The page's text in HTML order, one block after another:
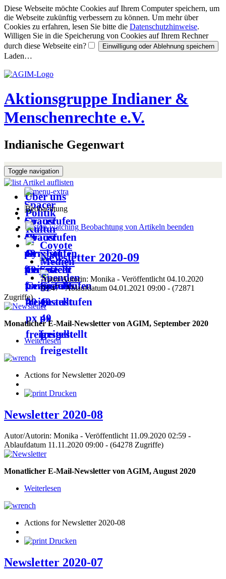
Diese Webseite möchte Cookies auf Ihrem Computer speichern, um
die Webseite zukünftig verbessern zu können. Um mehr über
Cookies zu erfahren, lesen Sie bitte die Datenschutzhinweise.
Willigen Sie in die Speicherung von Cookies auf Ihrem Rechner
durch diese Webseite ein?
Laden…
Aktionsgruppe Indianer &
Menschenrechte e.V.
Indianische Gegenwart
Toggle navigation
Über uns
Politik
Kultur
Coyote
Medien
Spenden
Artikel auflisten
Beobachtung
Beobachtung von Artikeln beenden
Newsletter 2020-09
Autor/Autorin: Monika - Veröffentlicht 04.10.2020
03:47-Ablaufdatum 04.01.2021 09:00 - (72871
Zugriffe)
Monatlicher E-Mail-Newsletter von AGIM, September 2020
Weiterlesen
Actions for Newsletter 2020-09
Drucken
Newsletter 2020-08
Autor/Autorin: Monika - Veröffentlicht 11.09.2020 02:59 -
Ablaufdatum 11.11.2020 09:00 - (64278 Zugriffe)
Monatlicher E-Mail-Newsletter von AGIM, August 2020
Weiterlesen
Actions for Newsletter 2020-08
Drucken
Newsletter 2020-07